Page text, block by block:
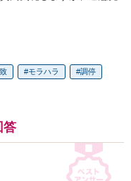
モラハラ 調停
答